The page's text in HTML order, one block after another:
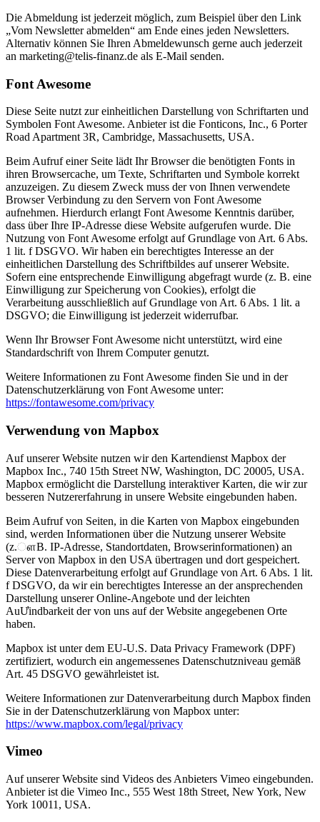
Die Abmeldung ist jederzeit möglich, zum Beispiel über den Link
„Vom Newsletter abmelden“ am Ende eines jeden Newsletters.
Alternativ können Sie Ihren Abmeldewunsch gerne auch jederzeit
an marketing@telis-finanz.de als E-Mail senden.
Font Awesome
Diese Seite nutzt zur einheitlichen Darstellung von Schriftarten und
Symbolen Font Awesome. Anbieter ist die Fonticons, Inc., 6 Porter
Road Apartment 3R, Cambridge, Massachusetts, USA.
Beim Aufruf einer Seite lädt Ihr Browser die benötigten Fonts in
ihren Browsercache, um Texte, Schriftarten und Symbole korrekt
anzuzeigen. Zu diesem Zweck muss der von Ihnen verwendete
Browser Verbindung zu den Servern von Font Awesome
aufnehmen. Hierdurch erlangt Font Awesome Kenntnis darüber,
dass über Ihre IP-Adresse diese Website aufgerufen wurde. Die
Nutzung von Font Awesome erfolgt auf Grundlage von Art. 6 Abs.
1 lit. f DSGVO. Wir haben ein berechtigtes Interesse an der
einheitlichen Darstellung des Schriftbildes auf unserer Website.
Sofern eine entsprechende Einwilligung abgefragt wurde (z. B. eine
Einwilligung zur Speicherung von Cookies), erfolgt die
Verarbeitung ausschließlich auf Grundlage von Art. 6 Abs. 1 lit. a
DSGVO; die Einwilligung ist jederzeit widerrufbar.
Wenn Ihr Browser Font Awesome nicht unterstützt, wird eine
Standardschrift von Ihrem Computer genutzt.
Weitere Informationen zu Font Awesome finden Sie und in der
Datenschutzerklärung von Font Awesome unter:
https://fontawesome.com/privacy
Verwendung von Mapbox
Auf unserer Website nutzen wir den Kartendienst Mapbox der
Mapbox Inc., 740 15th Street NW, Washington, DC 20005, USA.
Mapbox ermöglicht die Darstellung interaktiver Karten, die wir zur
besseren Nutzererfahrung in unsere Website eingebunden haben.
Beim Aufruf von Seiten, in die Karten von Mapbox eingebunden
sind, werden Informationen über die Nutzung unserer Website
(z.ௗB. IP-Adresse, Standortdaten, Browserinformationen) an
Server von Mapbox in den USA übertragen und dort gespeichert.
Diese Datenverarbeitung erfolgt auf Grundlage von Art. 6 Abs. 1 lit.
f DSGVO, da wir ein berechtigtes Interesse an der ansprechenden
Darstellung unserer Online-Angebote und der leichten
AuƯindbarkeit der von uns auf der Website angegebenen Orte
haben.
Mapbox ist unter dem EU-U.S. Data Privacy Framework (DPF)
zertifiziert, wodurch ein angemessenes Datenschutzniveau gemäß
Art. 45 DSGVO gewährleistet ist.
Weitere Informationen zur Datenverarbeitung durch Mapbox finden
Sie in der Datenschutzerklärung von Mapbox unter:
https://www.mapbox.com/legal/privacy
Vimeo
Auf unserer Website sind Videos des Anbieters Vimeo eingebunden.
Anbieter ist die Vimeo Inc., 555 West 18th Street, New York, New
York 10011, USA.